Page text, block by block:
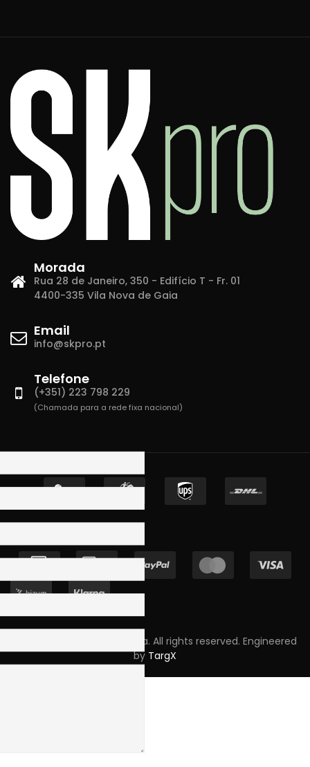
Morada
Rua 28 de Janeiro, 350 - Edifício T - Fr. 01
4400-335 Vila Nova de Gaia
Email
info@skpro.pt
Telefone
(+351) 223 798 229
(Chamada para a rede fixa nacional)
Copyright © 2023 Skpro, Lda. All rights reserved. Engineered
by TargX